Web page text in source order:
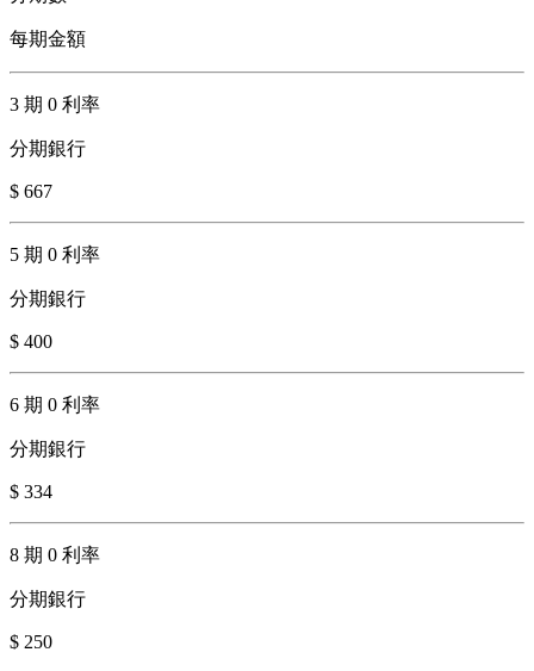
每期金額
3 期 0 利率
分期銀行
$ 667
5 期 0 利率
分期銀行
$ 400
6 期 0 利率
分期銀行
$ 334
8 期 0 利率
分期銀行
$ 250